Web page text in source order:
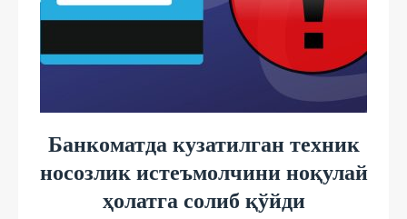
Банкоматда кузатилган техник
носозлик истеъмолчини ноқулай
ҳолатга солиб қўйди